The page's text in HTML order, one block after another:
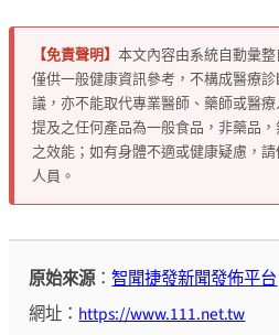
【免責聲明】 本文內容由系統自動彙整
僅供一般健康資訊參考，不構成醫療
議，亦不能取代專業醫師、藥師或醫
提及之任何產品為一般食品，非藥品
之效能；如有身體不適或健康疑慮，
人員。
原始來源：智聞捷發新聞發佈平台
網址： https://www.111.net.tw